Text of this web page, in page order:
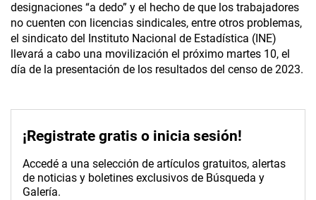
designaciones “a dedo” y el hecho de que los trabajadores
no cuenten con licencias sindicales, entre otros problemas,
el sindicato del Instituto Nacional de Estadística (INE)
llevará a cabo una movilización el próximo martes 10, el
día de la presentación de los resultados del censo de 2023.
¡Registrate gratis o inicia sesión!
Accedé a una selección de artículos gratuitos, alertas
de noticias y boletines exclusivos de Búsqueda y
Galería.